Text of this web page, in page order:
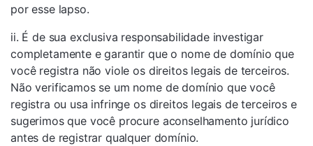
por esse lapso.
ii. É de sua exclusiva responsabilidade investigar
completamente e garantir que o nome de domínio que
você registra não viole os direitos legais de terceiros.
Não verificamos se um nome de domínio que você
registra ou usa infringe os direitos legais de terceiros e
sugerimos que você procure aconselhamento jurídico
antes de registrar qualquer domínio.